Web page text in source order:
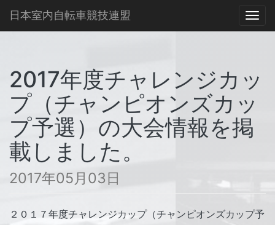
日本室内自転車競技連盟
2017年度チャレンジカッ
プ（チャンピオンズカッ
プ予選）の大会情報を掲
載しました。
2017年05月03日
２０１７年度チャレンジカップ（チャンピオンズカップ予